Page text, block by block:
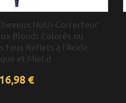
Nutri-Correcteur
Blonds Colorés ou
Faux Reflets à l'Acide
et Miel d
16,98 €